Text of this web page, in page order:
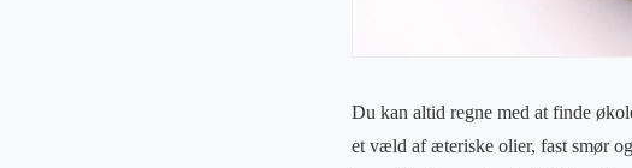
Du kan altid regne med at finde
et væld af æteriske olier, fast smør